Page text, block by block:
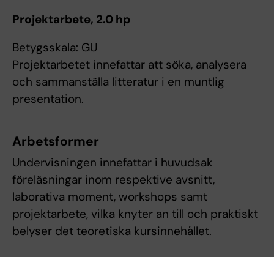
Projektarbete, 2.0 hp
Betygsskala: GU
Projektarbetet innefattar att söka, analysera
och sammanställa litteratur i en muntlig
presentation.
Arbetsformer
Undervisningen innefattar i huvudsak
föreläsningar inom respektive avsnitt,
laborativa moment, workshops samt
projektarbete, vilka knyter an till och praktiskt
belyser det teoretiska kursinnehållet.